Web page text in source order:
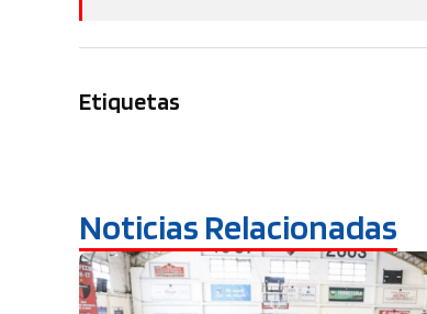
Etiquetas
Noticias Relacionadas